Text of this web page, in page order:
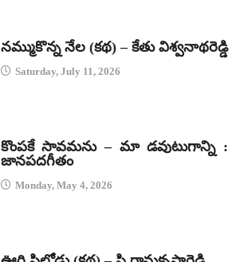
నమ్ముకొన్న నేల (కథ) – కేతు విశ్వనాథరెడ్డి
Saturday, July 11, 2026
కొంపకే సావమను – మా డవుటుగాన్ని :
జానపదగీతం
Monday, May 4, 2026